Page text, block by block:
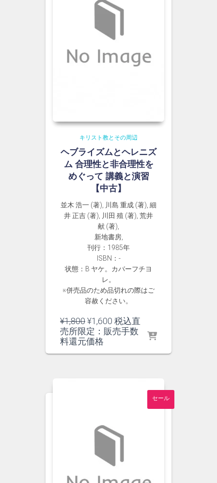
キリスト教とその周辺
ヘブライズムとヘレニズ
ム 合理性と非合理性を
めぐって 講義と演習
【中古】
並木 浩一 (著), 川島 重成 (著), 細
井 正吉 (著), 川田 殖 (著), 荒井
献 (著),
新地書房,
刊行：1985年
ISBN：-
状態：B ヤケ。カバーフチヨ
レ。
※併売品のため品切れの際はご
容赦ください。
¥1,800元
の
価
¥1,600 現
在
税込直
売所限定：販売手数
料還元価格
セール